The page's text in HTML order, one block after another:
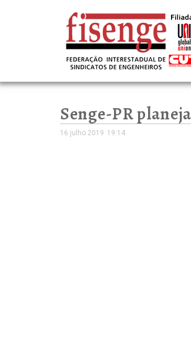
Senge-PR
16 julho 2019 19:14